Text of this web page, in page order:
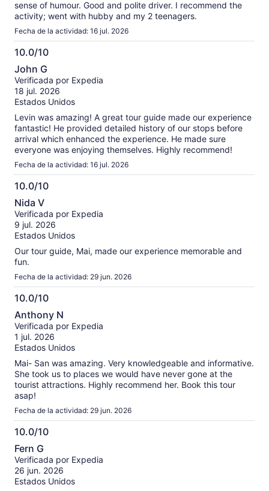
sense of humour. Good and polite driver. I recommend the
activity; went with hubby and my 2 teenagers.
Fecha de la actividad: 16 jul. 2026
10.0/10
10.0
de
10
John G
Verificada por Expedia
18 jul. 2026
Estados Unidos
Levin was amazing! A great tour guide made our experience
fantastic! He provided detailed history of our stops before
arrival which enhanced the experience. He made sure
everyone was enjoying themselves. Highly recommend!
Fecha de la actividad: 16 jul. 2026
10.0/10
10.0
de
10
Nida V
Verificada por Expedia
9 jul. 2026
Estados Unidos
Our tour guide, Mai, made our experience memorable and
fun.
Fecha de la actividad: 29 jun. 2026
10.0/10
10.0
de
10
Anthony N
Verificada por Expedia
1 jul. 2026
Estados Unidos
Mai- San was amazing. Very knowledgeable and informative.
She took us to places we would have never gone at the
tourist attractions. Highly recommend her. Book this tour
asap!
Fecha de la actividad: 29 jun. 2026
10.0/10
10.0
de
10
Fern G
Verificada por Expedia
26 jun. 2026
Estados Unidos